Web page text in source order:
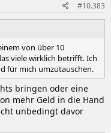
#10.383
von über 10
viele wirklich betrifft. Ich
für mich umzutauschen.
bringen oder eine
mehr Geld in die Hand
unbedingt davor